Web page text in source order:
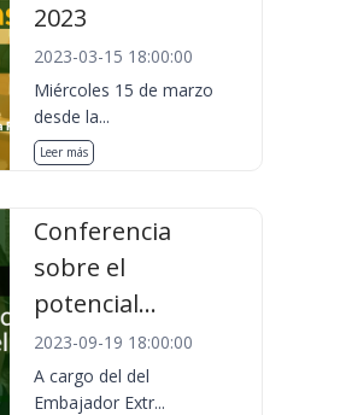
2023
2023-03-15 18:00:00
Miércoles 15 de marzo
desde la...
Leer más
Conferencia
sobre el
potencial...
2023-09-19 18:00:00
A cargo del del
Embajador Extr...